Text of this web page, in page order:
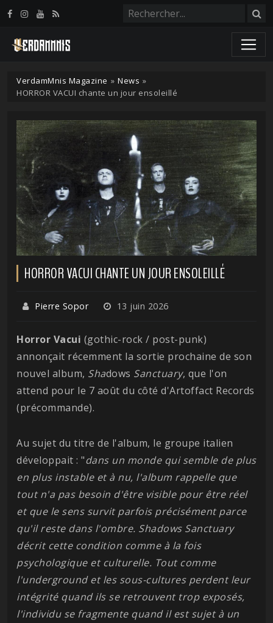
VerdamMnis Magazine » News »
HORROR VACUI chante un jour ensoleillé
HORROR VACUI CHANTE UN JOUR ENSOLEILLÉ
Pierre Sopor 13 juin 2026
Horror Vacui (gothic-rock / post-punk)
annonçait récemment la sortie prochaine de son
nouvel album, Shadows Sanctuary, que l'on
attend pour le 7 août du côté d'Artoffact Records
(précommande).
Au sujet du titre de l'album, le groupe italien
développait : "dans un monde qui semble de plus
en plus instable et à nu, l'album rappelle que
tout n'a pas besoin d'être visible pour être réel
et que le sens survit parfois précisément parce
qu'il reste dans l'ombre. Shadows Sanctuary
décrit cette condition comme à la fois
psychologique et culturelle. Tout comme
l'underground et les sous-cultures perdent leur
intégrité quand ils se retrouvent trop exposés,
l'individu se fragmente quand il est sujet à un
Panneau de gestion des cookies